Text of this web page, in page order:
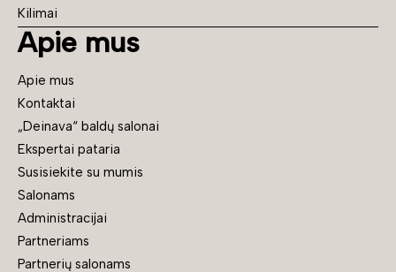
Kilimai
Apie mus
Apie mus
Kontaktai
„Deinava“ baldų salonai
Ekspertai pataria
Susisiekite su mumis
Salonams
Administracijai
Partneriams
Partnerių salonams